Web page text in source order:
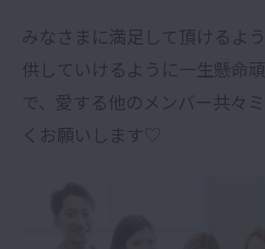
みなさまに満足して頂けるよ
供していけるように一生懸命
で、愛する他のメンバー共々
くお願いします♡